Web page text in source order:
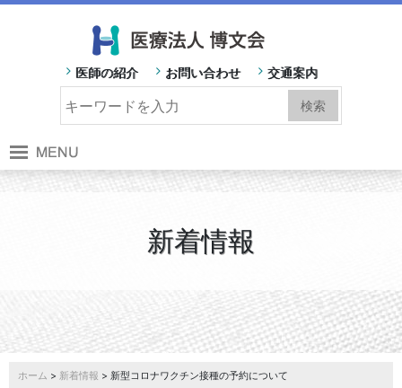
医師の紹介 お問い合わせ 交通案内
新着情報
ホーム > 新着情報 > 新型コロナワクチン接種の予約について